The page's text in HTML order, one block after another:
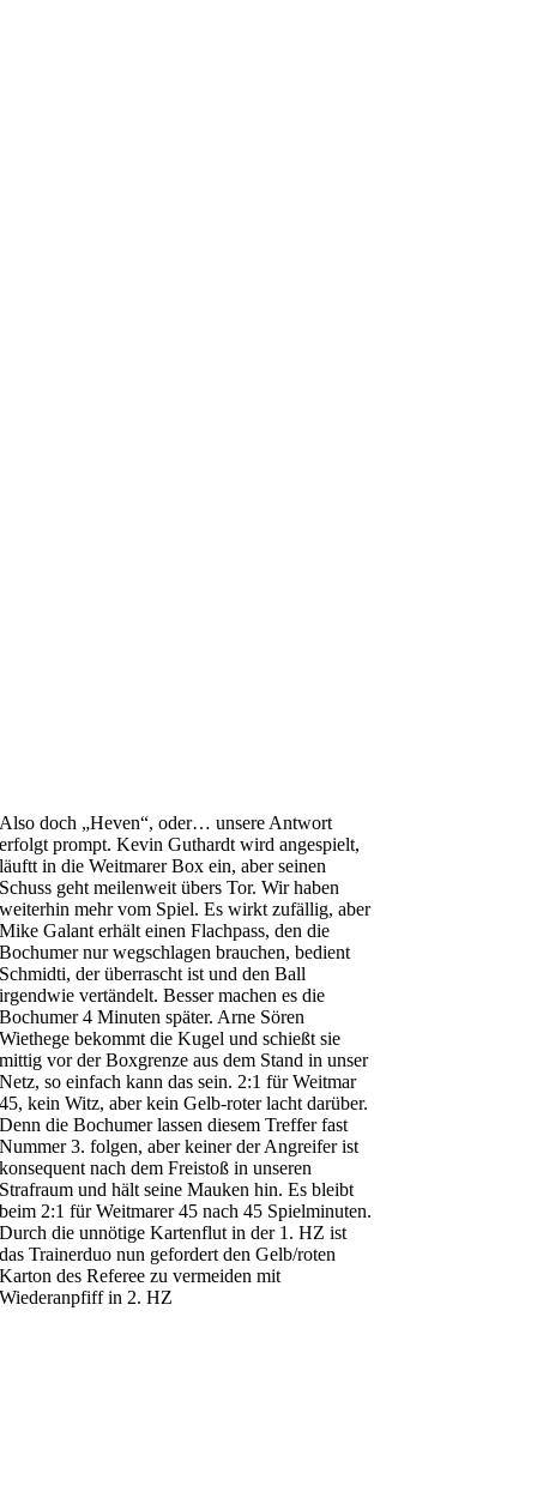
Also doch „Heven“, oder… unsere Antwort
erfolgt prompt. Kevin Guthardt wird angespielt,
läuftt in die Weitmarer Box ein, aber seinen
Schuss geht meilenweit übers Tor. Wir haben
weiterhin mehr vom Spiel. Es wirkt zufällig, aber
Mike Galant erhält einen Flachpass, den die
Bochumer nur wegschlagen brauchen, bedient
Schmidti, der überrascht ist und den Ball
irgendwie vertändelt. Besser machen es die
Bochumer 4 Minuten später. Arne Sören
Wiethege bekommt die Kugel und schießt sie
mittig vor der Boxgrenze aus dem Stand in unser
Netz, so einfach kann das sein. 2:1 für Weitmar
45, kein Witz, aber kein Gelb-roter lacht darüber.
Denn die Bochumer lassen diesem Treffer fast
Nummer 3. folgen, aber keiner der Angreifer ist
konsequent nach dem Freistoß in unseren
Strafraum und hält seine Mauken hin. Es bleibt
beim 2:1 für Weitmarer 45 nach 45 Spielminuten.
Durch die unnötige Kartenflut in der 1. HZ ist
das Trainerduo nun gefordert den Gelb/roten
Karton des Referee zu vermeiden mit
Wiederanpfiff in 2. HZ